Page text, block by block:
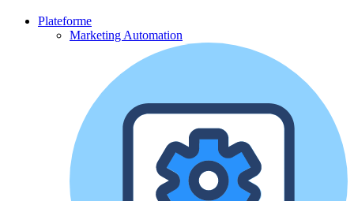
Plateforme
Marketing Automation